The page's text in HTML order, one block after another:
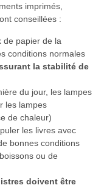
imprimés,
conseillées :
de papier de la
conditions normales
la stabilité de
du jour, les lampes
les lampes
de chaleur)
les livres avec
bonnes conditions
ou de
doivent être